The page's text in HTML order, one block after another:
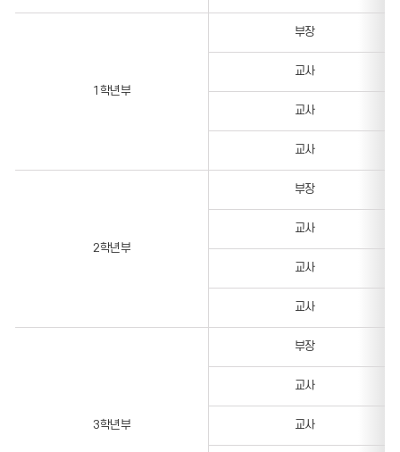
1학년부
부장
교사
교사
교사
2학년부
부장
교사
교사
교사
3학년부
부장
교사
교사